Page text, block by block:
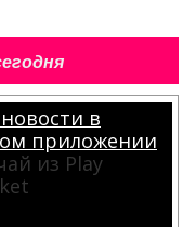
в
приложении
из Play